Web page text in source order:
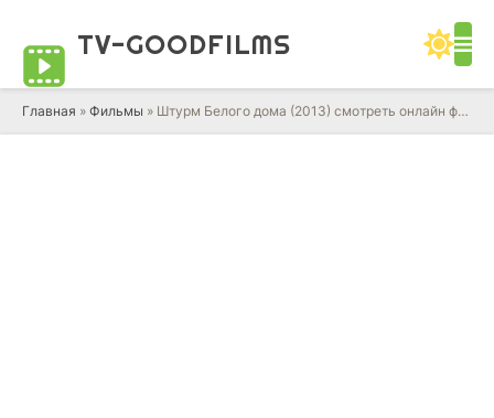
TV-GOODFILMS
Главная » Фильмы » Штурм Белого дома (2013) смотреть онлайн фильм в HD качестве 720 - 1080 бесплатно